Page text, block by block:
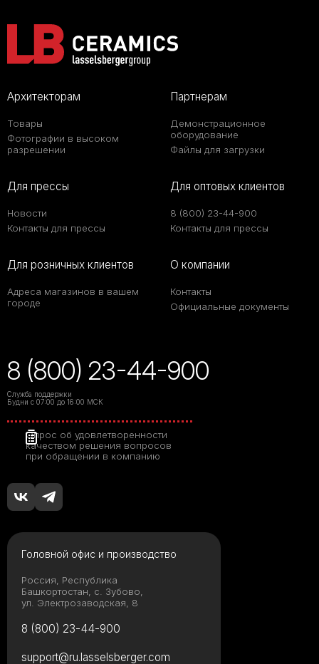
Архитекторам
Товары
Фотографии в высоком
разрешении
Партнерам
Демонстрационное
оборудование
Файлы для загрузки
Для прессы
Новости
Контакты для прессы
Для оптовых клиентов
8 (800) 23-44-900
Контакты для прессы
Для розничных клиентов
Адреса магазинов в вашем
городе
О компании
Контакты
Официальные документы
8 (800) 23-44-900
Служба поддержки
Будни с 07:00 до 16:00 МСК
Опрос об удовлетворенности
качеством решения вопросов
при обращении в компанию
Головной офис и производство
Россия, Республика
Башкортостан, с. Зубово,
ул. Электрозаводская, 8
8 (800) 23-44-900
support@ru.lasselsberger.com